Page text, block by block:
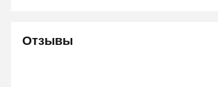
Отзывы